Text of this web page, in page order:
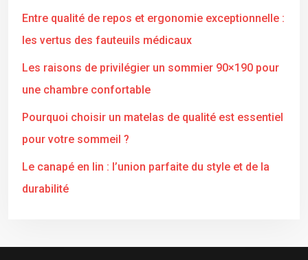
Entre qualité de repos et ergonomie exceptionnelle :
les vertus des fauteuils médicaux
Les raisons de privilégier un sommier 90×190 pour
une chambre confortable
Pourquoi choisir un matelas de qualité est essentiel
pour votre sommeil ?
Le canapé en lin : l’union parfaite du style et de la
durabilité